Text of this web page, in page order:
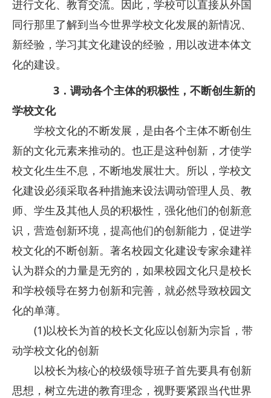
进行文化、教育交流。因此，学校可以直接从外国
同行那里了解到当今世界学校文化发展的新情况、
新经验，学习其文化建设的经验，用以改进本体文
化的建设。
3．调动各个主体的积极性，不断创生新的
学校文化
学校文化的不断发展，是由各个主体不断创生
新的文化元素来推动的。也正是这种创新，才使学
校文化生生不息，不断地发展壮大。所以，学校文
化建设必须采取各种措施来设法调动管理人员、教
师、学生及其他人员的积极性，强化他们的创新意
识，营造创新环境，提高他们的创新能力，促进学
校文化的不断创新。著名校园文化建设专家余建祥
认为群众的力量是无穷的，如果校园文化只是校长
和学校领导在努力创新和完善，就必然导致校园文
化的单薄。
(1)以校长为首的校长文化应以创新为宗旨，带
动学校文化的创新
以校长为核心的校级领导班子首先要具有创新
思想，树立先进的教育理念，视野要紧跟当代世界